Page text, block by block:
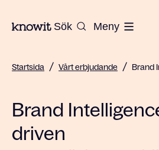
Till startsidan på Knowit
Sök Meny
Startsida / Vårt erbjudande / Brand
Brand
driven